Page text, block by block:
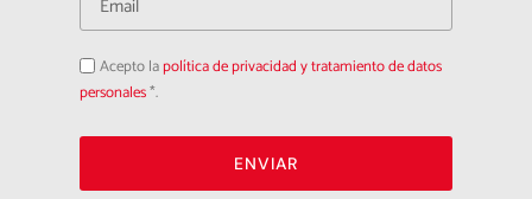
Acepto
la
política
de
Acepto lapolítica de privacidad y tratamiento de datos
personales*.
ENVIAR